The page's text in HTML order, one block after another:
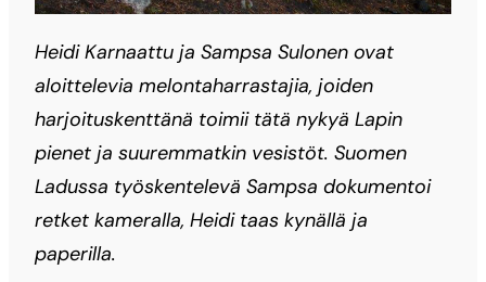
Heidi Karnaattu ja Sampsa Sulonen ovat
aloittelevia melontaharrastajia, joiden
harjoituskenttänä toimii tätä nykyä Lapin
pienet ja suuremmatkin vesistöt. Suomen
Ladussa työskentelevä Sampsa dokumentoi
retket kameralla, Heidi taas kynällä ja
paperilla.